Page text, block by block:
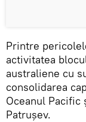
Printre
activitatea
australiene cu
consolidarea
Oceanul Pacific
Patrușev.